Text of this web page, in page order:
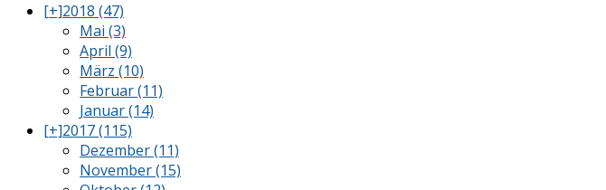
[+]2018 (47)
Mai (3)
April (9)
März (10)
Februar (11)
Januar (14)
[+]2017 (115)
Dezember (11)
November (15)